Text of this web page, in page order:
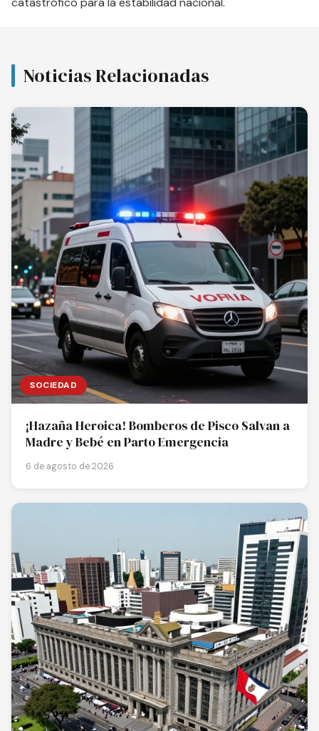
Noticias Relacionadas
SOCIEDAD
¡Hazaña Heroica! Bomberos de Pisco Salvan a
Madre y Bebé en Parto Emergencia
6 de agosto de 2026